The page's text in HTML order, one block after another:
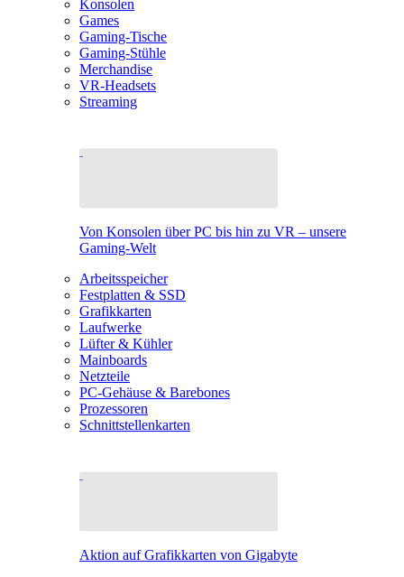
Konsolen
Games
Gaming-Tische
Gaming-Stühle
Merchandise
VR-Headsets
Streaming
Von Konsolen über PC bis hin zu VR – unsere
Gaming-Welt
Arbeitsspeicher
Festplatten & SSD
Grafikkarten
Laufwerke
Lüfter & Kühler
Mainboards
Netzteile
PC-Gehäuse & Barebones
Prozessoren
Schnittstellenkarten
Aktion auf Grafikkarten von Gigabyte